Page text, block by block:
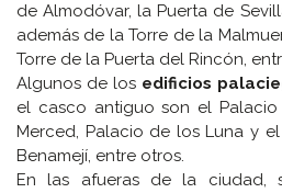
de Almodóvar, la Puerta de
además de la Torre de la
Torre de la Puerta del Rincón,
Algunos de los edificios
el casco antiguo son el
Merced, Palacio de los Luna y
Benamejí, entre otros.
En las afueras de la ciudad,